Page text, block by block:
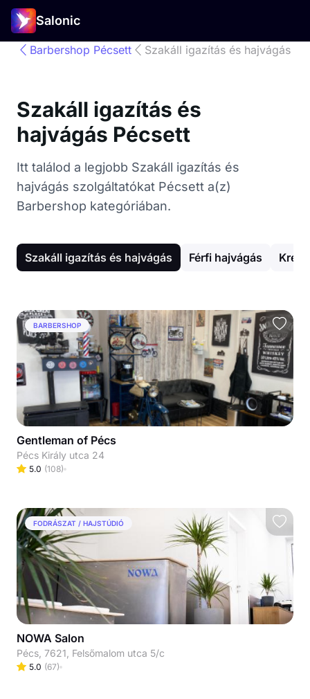
Salonic
Barbershop Pécsett Szakáll igazítás és hajvágás
Szakáll igazítás és
hajvágás Pécsett
Itt találod a legjobb Szakáll igazítás és
hajvágás szolgáltatókat Pécsett a(z)
Barbershop kategóriában.
Szakáll igazítás és hajvágás Férfi hajvágás
BARBERSHOP
Gentleman of Pécs
Pécs Király utca 24
5.0 (108)
FODRÁSZAT / HAJSTÚDIÓ
NOWA Salon
Pécs, 7621, Felsőmalom utca 5/c
5.0 (67)